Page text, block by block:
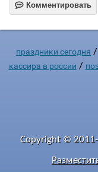
 Комментировать
праздники сегодня /
кассира в россии /
Copyright ©